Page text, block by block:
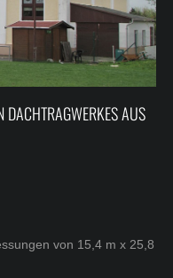
von 15,4 m x 25,8